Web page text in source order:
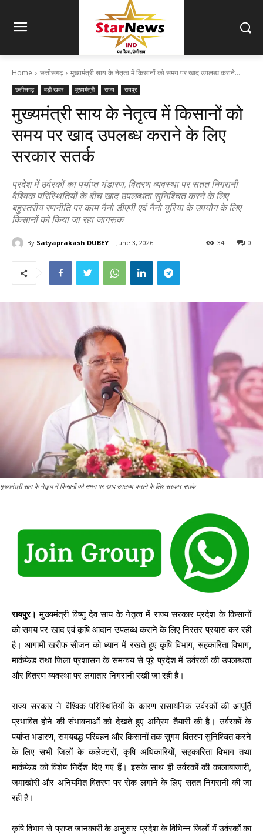
Home छत्तीसगढ़ मुख्यमंत्री साय के नेतृत्व में किसानों को समय पर खाद उपलब्ध कराने...
छत्तीसगढ़ बड़ी खबर मुख्यमंत्री राज्य रायपुर
मुख्यमंत्री साय के नेतृत्व में किसानों को
समय पर खाद उपलब्ध कराने के लिए
सरकार सतर्क
प्रदेश में उर्वरकों का पर्याप्त भंडारण, वितरण व्यवस्था पर सतत निगरानी
वैश्विक परिस्थितियों के बीच खाद उपलब्धता सुनिश्चित करने के लिए
बहुस्तरीय रणनीति पर काम नैनो डीएपी एवं नैनो यूरिया के उपयोग के लिए
किसानों को किया जा रहा जागरूक
By Satyaprakash DUBEY June 3, 2026 0
34
मुख्यमंत्री साय के नेतृत्व में किसानों को समय पर खाद उपलब्ध कराने के लिए सरकार सतर्क
रायपुर। मुख्यमंत्री विष्णु देव साय के नेतृत्व में राज्य सरकार प्रदेश के किसानों
को समय पर खाद एवं कृषि आदान उपलब्ध कराने के लिए निरंतर प्रयास कर रही
है। आगामी खरीफ सीजन को ध्यान में रखते हुए कृषि विभाग, सहकारिता विभाग,
मार्कफेड तथा जिला प्रशासन के समन्वय से पूरे प्रदेश में उर्वरकों की उपलब्धता
और वितरण व्यवस्था पर लगातार निगरानी रखी जा रही है।
राज्य सरकार ने वैश्विक परिस्थितियों के कारण रासायनिक उर्वरकों की आपूर्ति
प्रभावित होने की संभावनाओं को देखते हुए अग्रिम तैयारी की है। उर्वरकों के
पर्याप्त भंडारण, समयबद्ध परिवहन और किसानों तक सुगम वितरण सुनिश्चित करने
के लिए सभी जिलों के कलेक्टरों, कृषि अधिकारियों, सहकारिता विभाग तथा
मार्कफेड को विशेष निर्देश दिए गए हैं। इसके साथ ही उर्वरकों की कालाबाजारी,
जमाखोरी और अनियमित वितरण पर रोक लगाने के लिए सतत निगरानी की जा
रही है।
कृषि विभाग से प्राप्त जानकारी के अनुसार प्रदेश के विभिन्न जिलों में उर्वरकों का